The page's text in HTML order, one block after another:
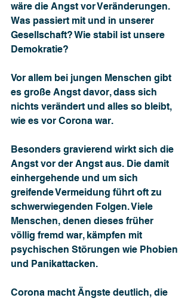
wäre die Angst vor Veränderungen.
Was passiert mit und in unserer
Gesellschaft? Wie stabil ist unsere
Demokratie?
Vor allem bei jungen Menschen gibt
es große Angst davor, dass sich
nichts verändert und alles so bleibt,
wie es vor Corona war.
Besonders gravierend wirkt sich die
Angst vor der Angst aus. Die damit
einhergehende und um sich
greifende Vermeidung führt oft zu
schwerwiegenden Folgen. Viele
Menschen, denen dieses früher
völlig fremd war, kämpfen mit
psychischen Störungen wie Phobien
und Panikattacken.
Corona macht Ängste deutlich, die